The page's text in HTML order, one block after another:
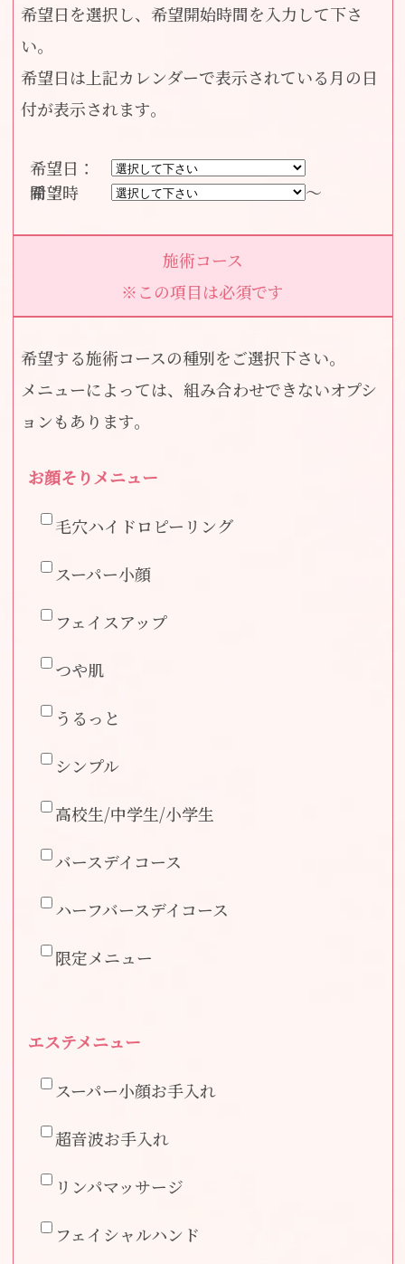
希望日を選択し、希望開始時間を入力して下さ
い。
希望日は上記カレンダーで表示されている月の日
付が表示されます。
希望日：
希望時間：
～
施術コース
※この項目は必須です
希望する施術コースの種別をご選択下さい。
メニューによっては、組み合わせできないオプシ
ョンもあります。
お顔そりメニュー
毛穴ハイドロピーリング
スーパー小顔
フェイスアップ
つや肌
うるっと
シンプル
高校生/中学生/小学生
バースデイコース
ハーフバースデイコース
限定メニュー
エステメニュー
スーパー小顔お手入れ
超音波お手入れ
リンパマッサージ
フェイシャルハンド